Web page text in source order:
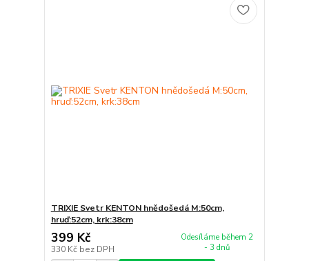
TRIXIE Svetr KENTON hnědošedá M:50cm,
hruď:52cm, krk:38cm
399 Kč
330 Kč bez DPH
Odesíláme během 2
- 3 dnů